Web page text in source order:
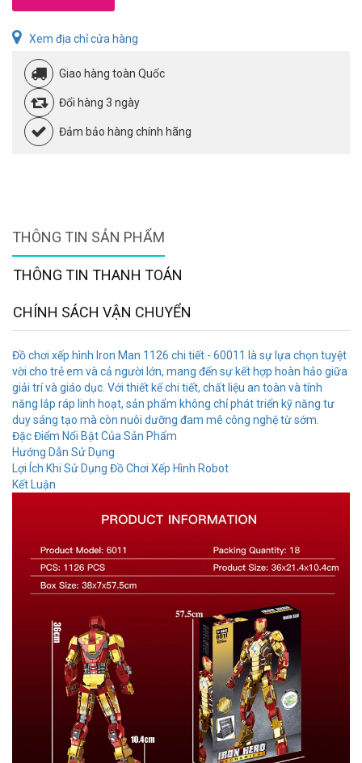
Xem địa chỉ cửa hàng
Giao hàng toàn Quốc
Đổi hàng 3 ngày
Đảm bảo hàng chính hãng
THÔNG TIN SẢN PHẨM
THÔNG TIN THANH TOÁN
CHÍNH SÁCH VẬN CHUYỂN
Đồ chơi xếp hình Iron Man 1126 chi tiết - 60011 là sự lựa chọn tuyệt
vời cho trẻ em và cả người lớn, mang đến sự kết hợp hoàn hảo giữa
giải trí và giáo dục. Với thiết kế chi tiết, chất liệu an toàn và tính
năng lắp ráp linh hoạt, sản phẩm không chỉ phát triển kỹ năng tư
duy sáng tạo mà còn nuôi dưỡng đam mê công nghệ từ sớm.
Đặc Điểm Nổi Bật Của Sản Phẩm
Hướng Dẫn Sử Dụng
Lợi Ích Khi Sử Dụng Đồ Chơi Xếp Hình Robot
Kết Luận